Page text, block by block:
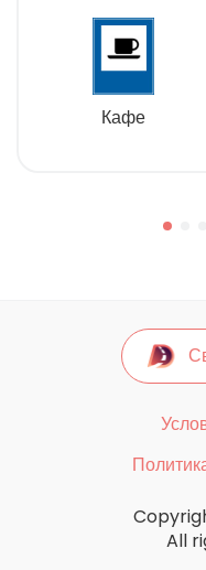
Кафе
All